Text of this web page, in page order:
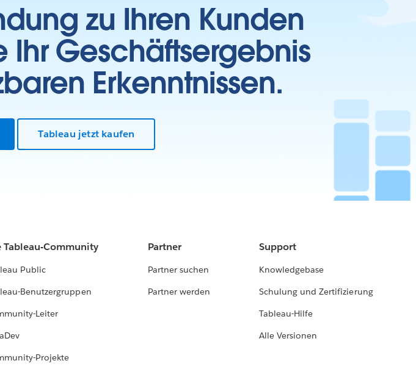
zu Ihren Kunden
Ihr Geschäftsergebnis
Erkenntnissen.
Tableau jetzt kaufen
Tableau-Community
Public
Benutzergruppen
Leiter
Projekte
Partner
Partner suchen
Partner werden
Support
Knowledgebase
Schulung und Zertifizierung
Tableau-Hilfe
Alle Versionen